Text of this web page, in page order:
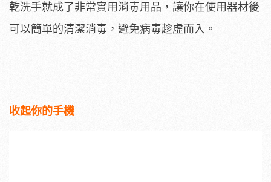
乾洗手就成了非常實用消毒用品，讓你在使用器材後
可以簡單的清潔消毒，避免病毒趁虛而入。
收起你的手機